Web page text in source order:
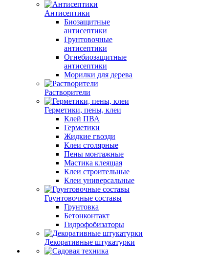
Антисептики
Биозащитные
антисептики
Грунтовочные
антисептики
Огнебиозащитные
антисептики
Морилки для дерева
Растворители
Герметики, пены, клеи
Клей ПВА
Герметики
Жидкие гвозди
Клеи столярные
Пены монтажные
Мастика клеящая
Клеи строительные
Клеи универсальные
Грунтовочные составы
Грунтовка
Бетонконтакт
Гидрофобизаторы
Декоративные штукатурки